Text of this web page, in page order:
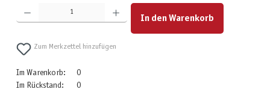
Produkt Anzahl: Gib den gewünschten Wert ein oder benutze die Schaltflächen um die Anzahl zu
In den Warenkorb
Zum Merkzettel hinzufügen
Im Warenkorb:
0
Im Rückstand:
0